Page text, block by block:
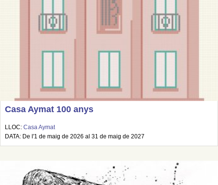
Casa Aymat 100 anys
LLOC: Casa Aymat
DATA: De l'1 de maig de 2026 al 31 de maig de 2027